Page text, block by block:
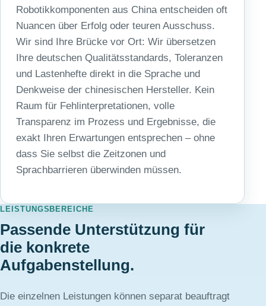
Robotikkomponenten aus China entscheiden oft
Nuancen über Erfolg oder teuren Ausschuss.
Wir sind Ihre Brücke vor Ort: Wir übersetzen
Ihre deutschen Qualitätsstandards, Toleranzen
und Lastenhefte direkt in die Sprache und
Denkweise der chinesischen Hersteller. Kein
Raum für Fehlinterpretationen, volle
Transparenz im Prozess und Ergebnisse, die
exakt Ihren Erwartungen entsprechen – ohne
dass Sie selbst die Zeitzonen und
Sprachbarrieren überwinden müssen.
LEISTUNGSBEREICHE
Passende Unterstützung für
die konkrete
Aufgabenstellung.
Die einzelnen Leistungen können separat beauftragt